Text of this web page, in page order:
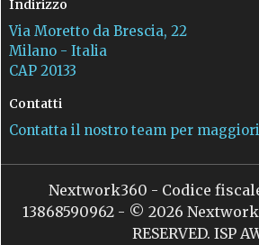
Indirizzo
Via Moretto da Brescia, 22
Milano - Italia
CAP 20133
Contatti
Contatta il nostro team per
Nextwork360 - Codice
13868590962 - © 2026
RESERVED. ISP